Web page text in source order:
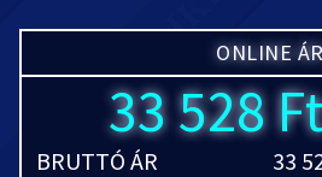
ONLINE ÁR
33 528
BRUTTÓ ÁR
33